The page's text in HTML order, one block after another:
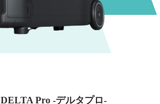
DELTA Pro -デルタプロ-